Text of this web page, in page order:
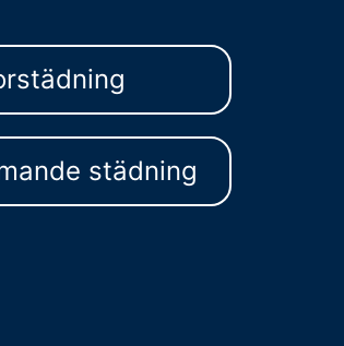
städning